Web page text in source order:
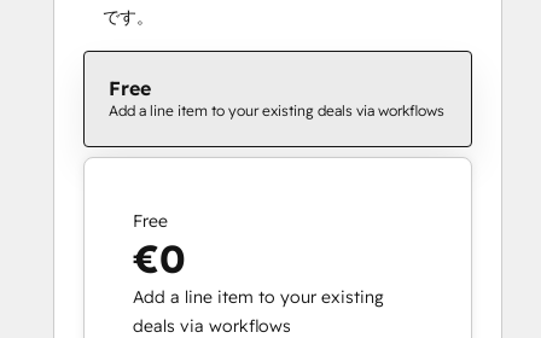
です。
Free
Add a line item to your existing deals via workflows
Free
€0
Add a line item to your existing
deals via workflows